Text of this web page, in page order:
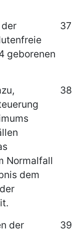
37
geborenen
38
Normalfall
dem
39
der